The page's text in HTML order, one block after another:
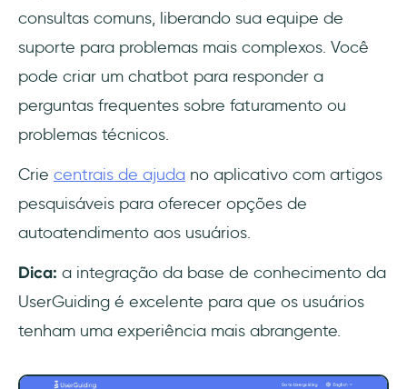
consultas comuns, liberando sua equipe de
suporte para problemas mais complexos. Você
pode criar um chatbot para responder a
perguntas frequentes sobre faturamento ou
problemas técnicos.
Crie centrais de ajuda no aplicativo com artigos
pesquisáveis para oferecer opções de
autoatendimento aos usuários.
Dica: a integração da base de conhecimento da
UserGuiding é excelente para que os usuários
tenham uma experiência mais abrangente.